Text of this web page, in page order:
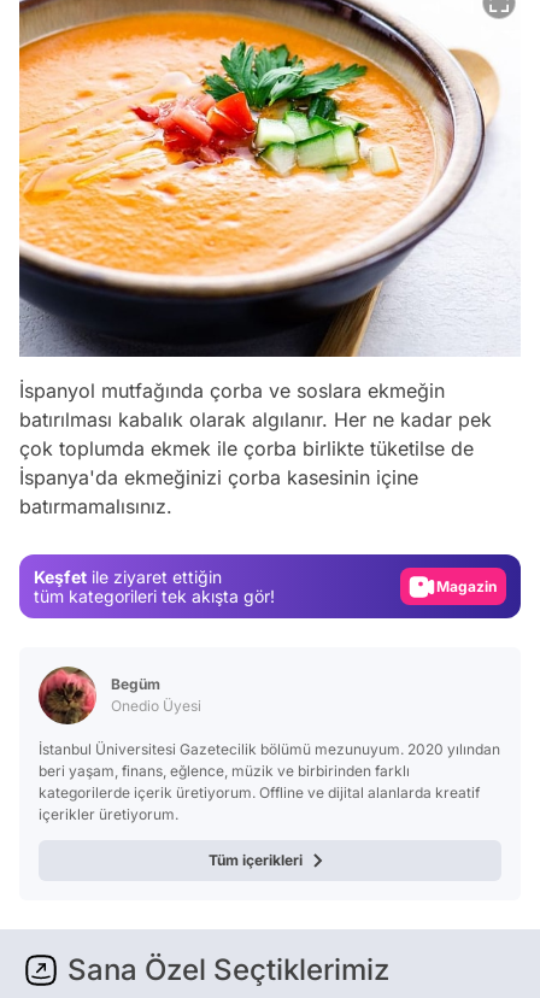
İspanyol mutfağında çorba ve soslara ekmeğin
batırılması kabalık olarak algılanır. Her ne kadar pek
çok toplumda ekmek ile çorba birlikte tüketilse de
İspanya'da ekmeğinizi çorba kasesinin içine
batırmamalısınız.
Keşfet ile ziyaret ettiğin
tüm kategorileri tek akışta gör!
Video
Video
Begüm
Onedio Üyesi
İstanbul Üniversitesi Gazetecilik bölümü mezunuyum. 2020 yılından
beri yaşam, finans, eğlence, müzik ve birbirinden farklı
kategorilerde içerik üretiyorum. Offline ve dijital alanlarda kreatif
içerikler üretiyorum.
Tüm içerikleri
Sana Özel Seçtiklerimiz